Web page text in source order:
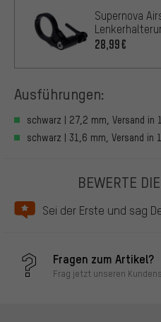
Supernova
28,99€
Ausführungen:
schwarz | 27,2 mm, Versand in
schwarz | 31,6 mm, Versand in
BEWERTE
Sei der Erste und sag
Fragen zum Artikel?
Frag jetzt unseren